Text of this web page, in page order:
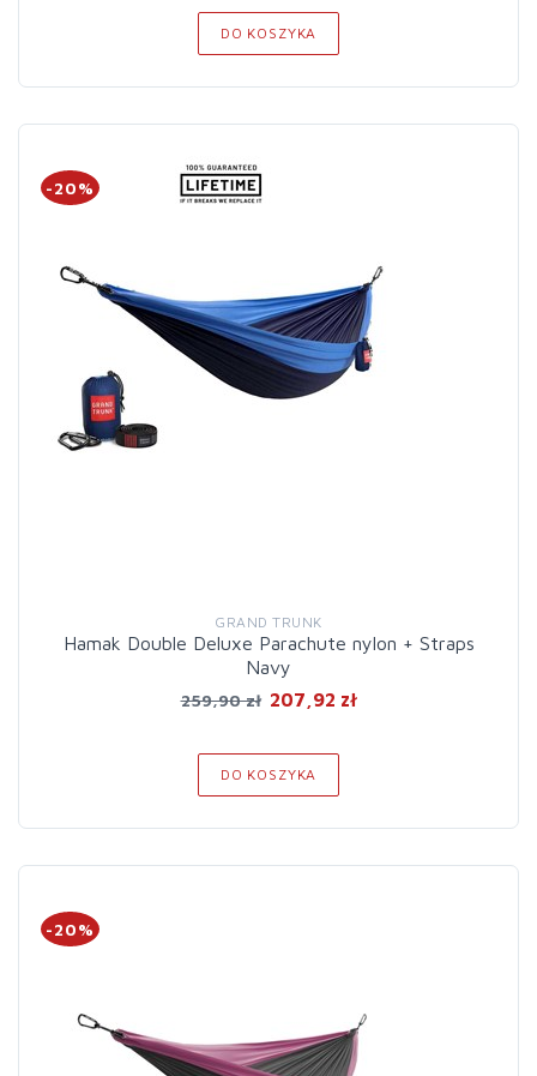
DO KOSZYKA
-20%
GRAND TRUNK
Hamak Double Deluxe Parachute nylon + Straps
Navy
259,90 zł 207,92 zł
DO KOSZYKA
-20%